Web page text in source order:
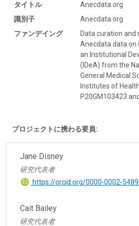
タイトル
Anecdata.org
識別子
Anecdata.org
ファンデイング
Data curation
Anecdata data on
an Institutional
(IDeA) from the
General Medical
Institutes of
P20GM103423
プロジェクトに携わる要員:
Jane Disney
研究代表者
https://orcid.org/0000-0002-
Cait Bailey
研究代表者